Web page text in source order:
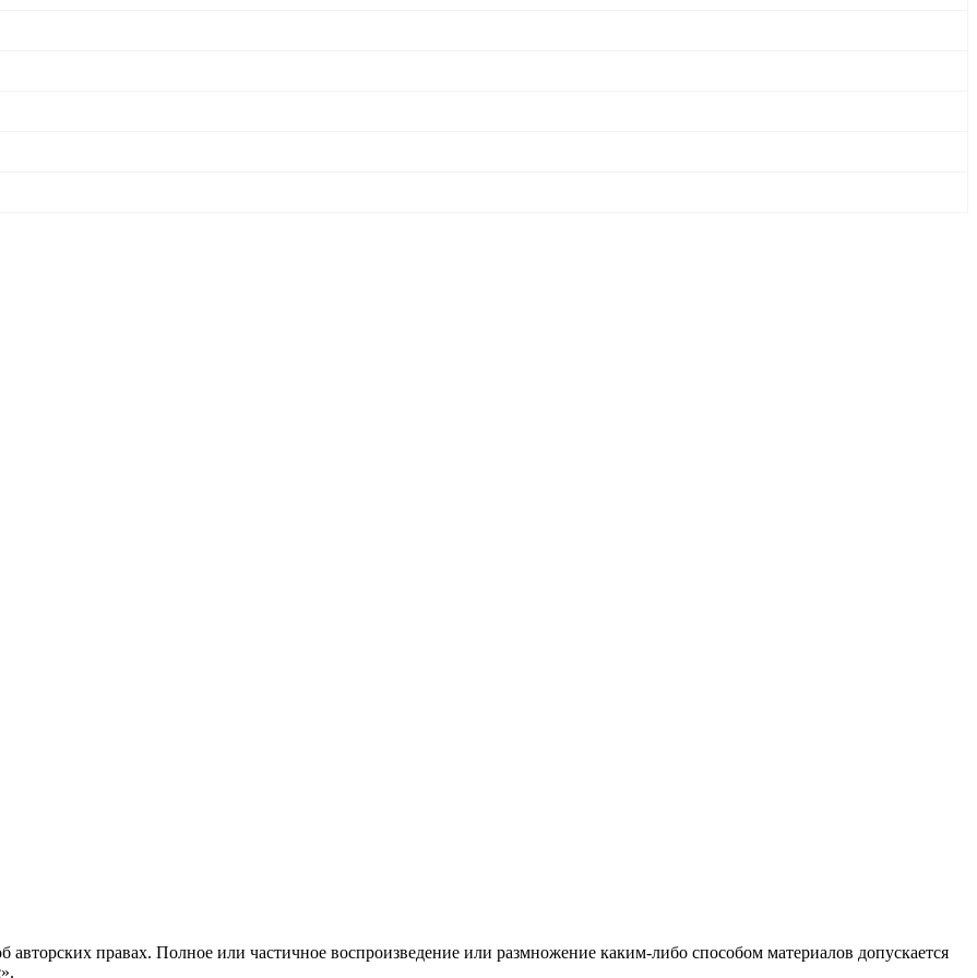
правах. Полное или частичное воспроизведение или размножение каким-либо способом материалов допускается